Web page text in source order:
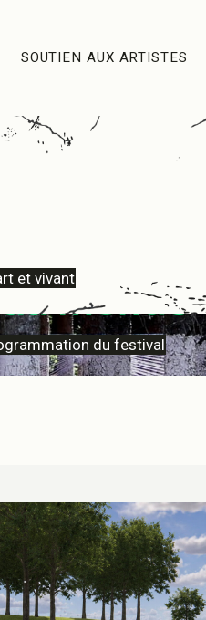
SOUTIEN AUX ARTISTES
et vivant
du festival